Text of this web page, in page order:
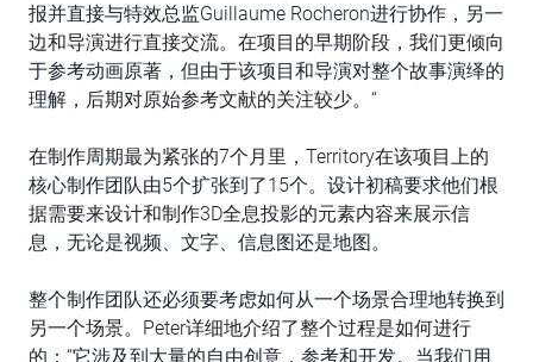
报并直接与特效总监Guillaume Rocheron进行协作，另一
边和导演进行直接交流。在项目的早期阶段，我们更倾向
于参考动画原著，但由于该项目和导演对整个故事演绎的
理解，后期对原始参考文献的关注较少。“
在制作周期最为紧张的7个月里，Territory在该项目上的
核心制作团队由5个扩张到了15个。设计初稿要求他们根
据需要来设计和制作3D全息投影的元素内容来展示信
息，无论是视频、文字、信息图还是地图。
整个制作团队还必须要考虑如何从一个场景合理地转换到
另一个场景。Peter详细地介绍了整个过程是如何进行
的：“它涉及到大量的自由创意，参考和开发。当我们用